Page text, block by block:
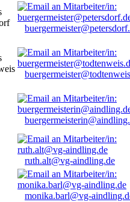
ruth.alt@vg-aindling.de
monika.barl@vg-